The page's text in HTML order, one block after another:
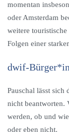
momentan
oder Amsterdam
weitere
Folgen einer
dwif-
Pauschal lässt sich
nicht beantworten.
werden, ob und
oder eben nicht.